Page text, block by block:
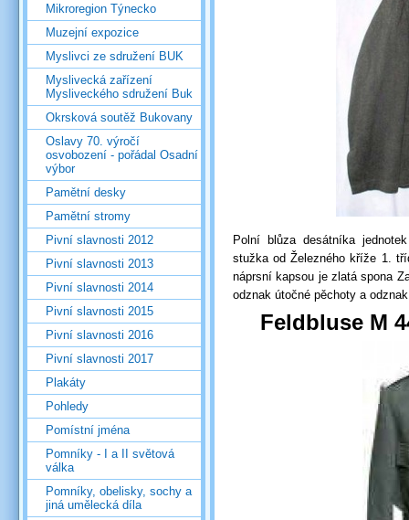
Polní blůza desátníka
stužka od Železného kříže 1.
náprsní kapsou je zlatá spona
odznak útočné pěchoty a
Feldbluse M
Mikroregion Týnecko
Muzejní expozice
Myslivci ze sdružení BUK
Myslivecká zařízení
Mysliveckého sdružení Buk
Okrsková soutěž Bukovany
Oslavy 70. výročí
osvobození - pořádal Osadní
výbor
Pamětní desky
Pamětní stromy
Pivní slavnosti 2012
Pivní slavnosti 2013
Pivní slavnosti 2014
Pivní slavnosti 2015
Pivní slavnosti 2016
Pivní slavnosti 2017
Plakáty
Pohledy
Pomístní jména
Pomníky - I a II světová
válka
Pomníky, obelisky, sochy a
jiná umělecká díla